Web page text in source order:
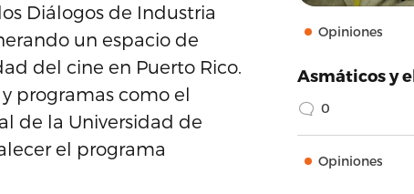
Diálogos de Industria
un espacio de
del cine en Puerto Rico.
programas como el
de la Universidad de
el programa
Opiniones
Asmáticos y
0
Opiniones